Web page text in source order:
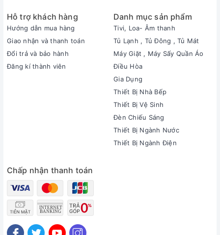
Hỗ trợ khách hàng
Hướng dẫn mua hàng
Giao nhận và thanh toán
Đổi trả và bảo hành
Đăng kí thành viên
Danh mục sản phẩm
Tivi, Loa- Âm thanh
Tủ Lạnh , Tủ Đông , Tủ Mát
Máy Giặt , Máy Sấy Quần Áo
Điều Hòa
Gia Dụng
Thiết Bị Nhà Bếp
Thiết Bị Vệ Sinh
Đèn Chiếu Sáng
Thiết Bị Ngành Nước
Thiết Bị Ngành Điện
Chấp nhận thanh toán